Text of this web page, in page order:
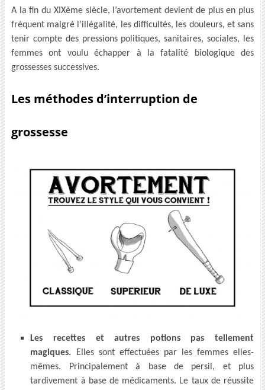
A la fin du XIXème siècle, l’avortement devient de plus en plus
fréquent malgré l’illégalité, les difficultés, les douleurs, et sans
tenir compte des pressions politiques, sanitaires, sociales, les
femmes ont voulu échapper à la fatalité biologique des
grossesses successives.
Les méthodes d’interruption de
grossesse
Les recettes et autres potions pas tellement
magiques. Elles sont effectuées par les femmes elles-
mêmes. Principalement à base de persil, et plus
tardivement à base de médicaments. Le taux de réussite